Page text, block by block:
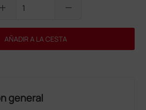
add remove
AÑADIR A LA CESTA
general